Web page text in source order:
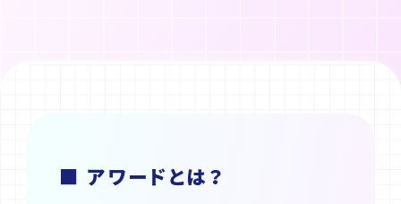
■ アワードとは？